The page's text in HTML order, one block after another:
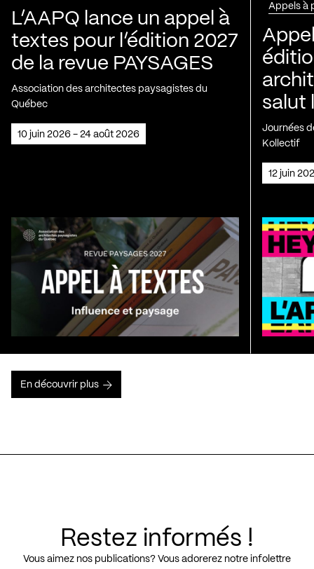
L’AAPQ lance un appel à
textes pour l’édition 2027
de la revue PAYSAGES
Association des architectes paysagistes du
Québec
10 juin 2026 - 24 août 2026
Appels à
salut
Journées
Kollectif
12 juin
En découvrir plus
Restez informés !
Vous aimez nos publications? Vous adorerez notre infolettre